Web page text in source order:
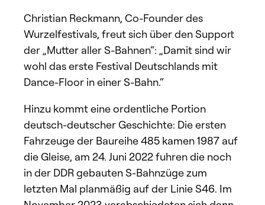
Christian Reckmann, Co-Founder des
Wurzelfestivals, freut sich über den Support
der „Mutter aller S-Bahnen“: „Damit sind wir
wohl das erste Festival Deutschlands mit
Dance-Floor in einer S-Bahn.“
Hinzu kommt eine ordentliche Portion
deutsch-deutscher Geschichte: Die ersten
Fahrzeuge der Baureihe 485 kamen 1987 auf
die Gleise, am 24. Juni 2022 fuhren die noch
in der DDR gebauten S-Bahnzüge zum
letzten Mal planmäßig auf der Linie S46. Im